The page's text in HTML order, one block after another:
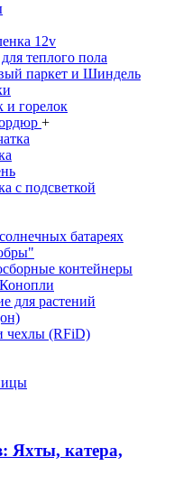
12v
теплого пола
паркет и Шиндель
и горелок
+
с подсветкой
батареях
контейнеры
для растений
чехлы (RFiD)
Яхты, катера,